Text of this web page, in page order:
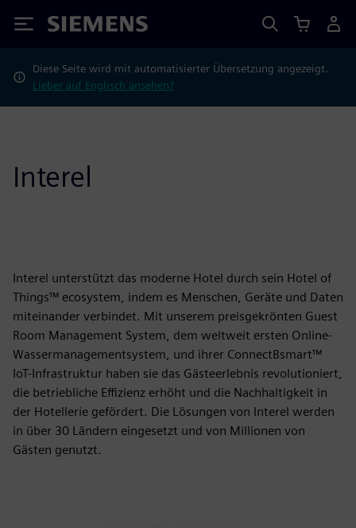
Siemens
Diese Seite wird mit automatisierter Übersetzung angezeigt.
Lieber auf Englisch ansehen?
Interel
Interel unterstützt das moderne Hotel durch sein Hotel of
Things™ ecosystem, indem es Menschen, Geräte und Daten
miteinander verbindet. Mit unserem preisgekrönten Guest
Room Management System, dem weltweit ersten Online-
Wassermanagementsystem, und ihrer ConnectBsmart™
IoT-Infrastruktur haben sie das Gästeerlebnis revolutioniert,
die betriebliche Effizienz erhöht und die Nachhaltigkeit in
der Hotellerie gefördert. Die Lösungen von Interel werden
in über 30 Ländern eingesetzt und von Millionen von
Gästen genutzt.